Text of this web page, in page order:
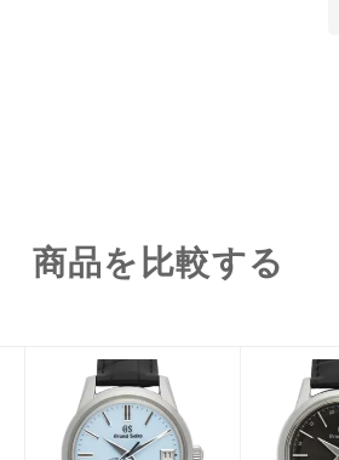
商品を比較する